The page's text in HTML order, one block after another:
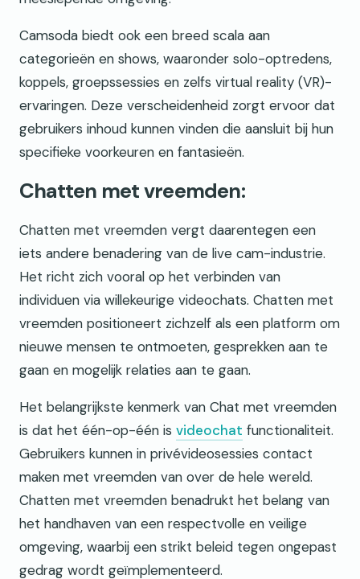
Camsoda biedt ook een breed scala aan
categorieën en shows, waaronder solo-optredens,
koppels, groepssessies en zelfs virtual reality (VR)-
ervaringen. Deze verscheidenheid zorgt ervoor dat
gebruikers inhoud kunnen vinden die aansluit bij hun
specifieke voorkeuren en fantasieën.
Chatten met vreemden:
Chatten met vreemden vergt daarentegen een
iets andere benadering van de live cam-industrie.
Het richt zich vooral op het verbinden van
individuen via willekeurige videochats. Chatten met
vreemden positioneert zichzelf als een platform om
nieuwe mensen te ontmoeten, gesprekken aan te
gaan en mogelijk relaties aan te gaan.
Het belangrijkste kenmerk van Chat met vreemden
is dat het één-op-één is videochat functionaliteit.
Gebruikers kunnen in privévideosessies contact
maken met vreemden van over de hele wereld.
Chatten met vreemden benadrukt het belang van
het handhaven van een respectvolle en veilige
omgeving, waarbij een strikt beleid tegen ongepast
gedrag wordt geïmplementeerd.